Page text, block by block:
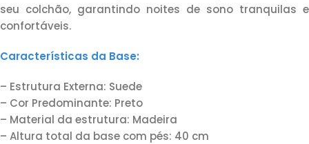
seu colchão, garantindo noites de sono tranquilas e
confortáveis.
Características da Base:
– Estrutura Externa: Suede
– Cor Predominante: Preto
– Material da estrutura: Madeira
– Altura total da base com pés: 40 cm